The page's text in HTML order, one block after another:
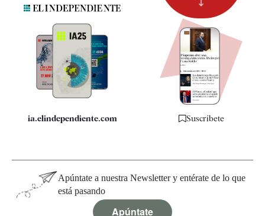
Quiénes somos
Especificaciones
ia.elindependiente.com Suscríbete
Apúntate a nuestra Newsletter y entérate de lo que
está pasando
Apúntate